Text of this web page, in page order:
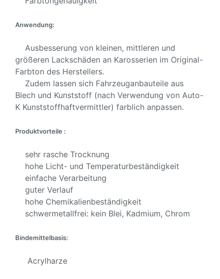
Anwendung:
Ausbesserung von kleinen, mittleren und
größeren Lackschäden an Karosserien im Original-
Farbton des Herstellers.
Zudem lassen sich Fahrzeuganbauteile aus
Blech und Kunststoff (nach Verwendung von Auto-
K Kunststoffhaftvermittler) farblich anpassen.
Produktvorteile :
sehr rasche Trocknung
hohe Licht- und Temperaturbeständigkeit
einfache Verarbeitung
guter Verlauf
hohe Chemikalienbeständigkeit
schwermetallfrei: kein Blei, Kadmium, Chrom
Bindemittelbasis:
Acrylharze